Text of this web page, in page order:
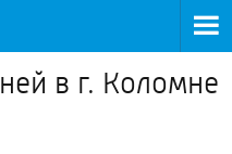
в г. Коломне